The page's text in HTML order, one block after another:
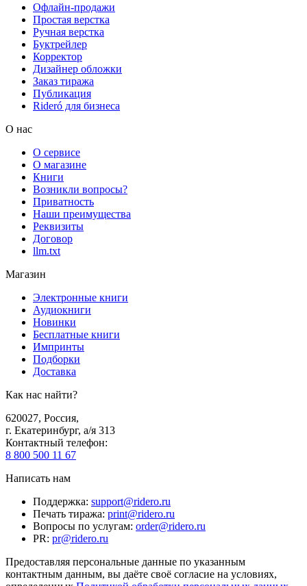
Офлайн-продажи
Простая верстка
Ручная верстка
Буктрейлер
Корректор
Дизайнер обложки
Заказ тиража
Публикация
Rideró для бизнеса
О нас
О сервисе
О магазине
Книги
Возникли вопросы?
Приватность
Наши преимущества
Реквизиты
Договор
llm.txt
Магазин
Электронные книги
Аудиокниги
Новинки
Бесплатные книги
Импринты
Подборки
Доставка
Как нас найти?
620027, Россия,
г. Екатеринбург, а/я 313
Контактный телефон:
8 800 500 11 67
Написать нам
Поддержка: support@ridero.ru
Печать тиража: print@ridero.ru
Вопросы по услугам: order@ridero.ru
PR: pr@ridero.ru
Предоставляя персональные данные по указанным
контактным данным, вы даёте своё согласие на условиях,